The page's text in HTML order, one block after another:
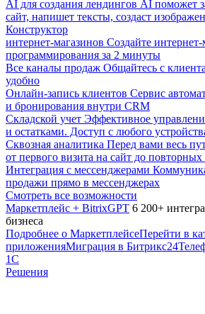
AI для создания лендингов AI поможет
сайт, напишет тексты, создаст
Конструктор
интернет-магазинов Создайте интернет-
программирования за 2 минуты
Все каналы продаж Общайтесь с
удобно
Онлайн-запись клиентов Сервис
и бронирования внутри CRM
Складской учет Эффективное
и остатками. Доступ с любого
Сквозная аналитика Перед вами весь
от первого визита на сайт до
Интеграция с мессенджерами
продажи прямо в мессенджерах
Смотреть все возможности
Маркетплейс + BitrixGPT 6 200+
бизнеса
Подробнее о МаркетплейсеПерейти в
приложенияМиграция в Битрикс24
1С
Решения